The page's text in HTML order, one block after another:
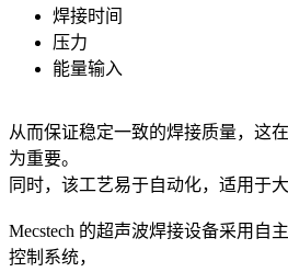
焊接时间
压力
能量输入
从而保证稳定一致的焊接质量，这
为重要。
同时，该工艺易于自动化，适用于大
Mecstech 的超声波焊接设备采用自
控制系统，